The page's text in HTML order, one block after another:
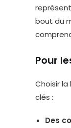
bout du
Pour
Choisir
clés :
Des